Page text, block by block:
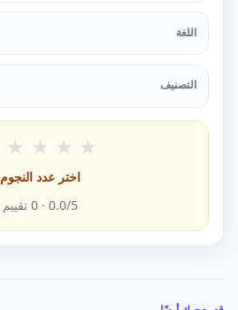
اللغة
التصنيف
★ ★ ★ ★
اختر عدد النجوم
0.0/5 ·
0 تقييم